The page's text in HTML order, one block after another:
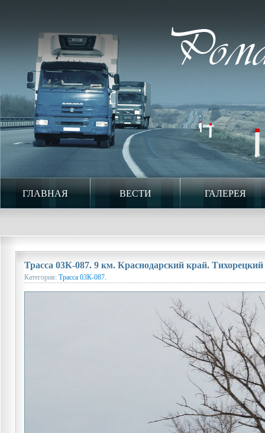
ГЛАВНАЯ ВЕСТИ ГАЛЕРЕЯ
Трасса 03К-087. 9 км. Краснодарский край.
Категория: Трасса 03К-087.